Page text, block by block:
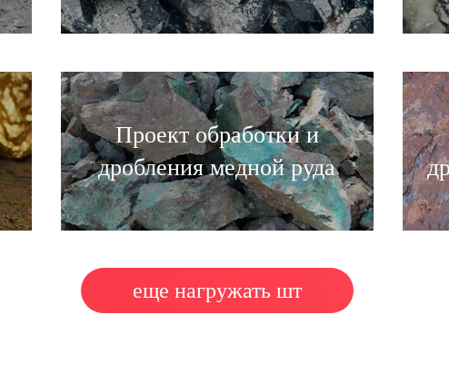
Проект обработки и
дробления медной руда
еще нагружать шт